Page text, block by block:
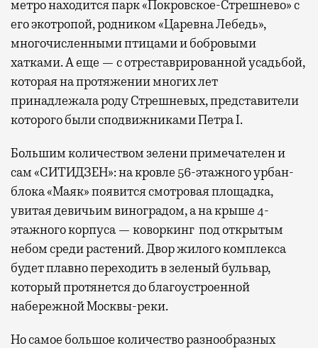
метро находится парк «Покровское-Стрешнево» с
его экотропой, родником «Царевна Лебедь»,
многочисленными птицами и бобровыми
хатками. А еще — с отреставрированной усадьбой,
которая на протяжении многих лет
принадлежала роду Стрешневых, представители
которого были сподвижниками Петра I.
Большим количеством зелени примечателен и
сам «СИТИДЗЕН»: на кровле 56-этажного урбан-
блока «Маяк» появится смотровая площадка,
увитая девичьим виноградом, а на крыше 4-
этажного корпуса — коворкинг под открытым
небом среди растений. Двор жилого комплекса
будет плавно переходить в зеленый бульвар,
который протянется до благоустроенной
набережной Москвы-реки.
Но самое большое количество разнообразных